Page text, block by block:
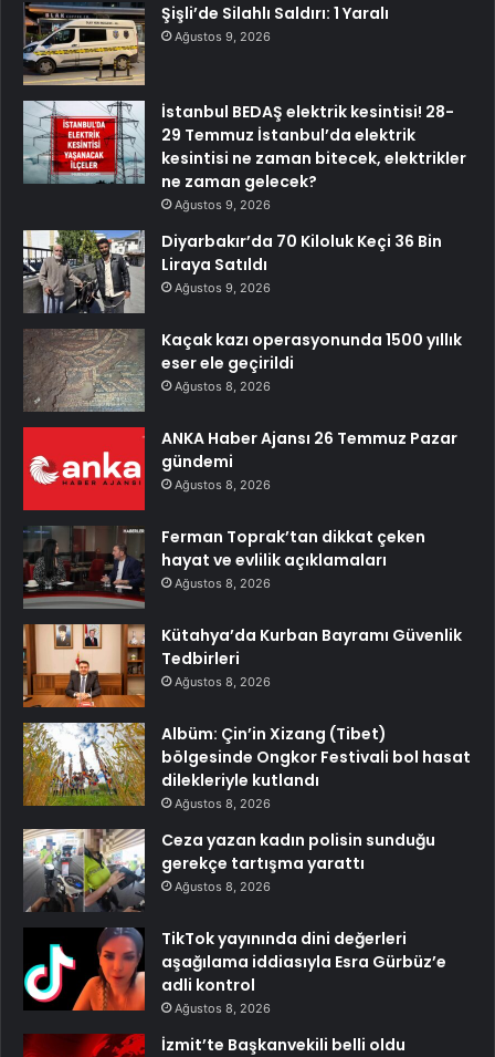
Şişli’de Silahlı Saldırı: 1 Yaralı
Ağustos 9, 2026
İstanbul BEDAŞ elektrik kesintisi! 28-
29 Temmuz İstanbul’da elektrik
kesintisi ne zaman bitecek, elektrikler
ne zaman gelecek?
Ağustos 9, 2026
Diyarbakır’da 70 Kiloluk Keçi 36 Bin
Liraya Satıldı
Ağustos 9, 2026
Kaçak kazı operasyonunda 1500 yıllık
eser ele geçirildi
Ağustos 8, 2026
ANKA Haber Ajansı 26 Temmuz Pazar
gündemi
Ağustos 8, 2026
Ferman Toprak’tan dikkat çeken
hayat ve evlilik açıklamaları
Ağustos 8, 2026
Kütahya’da Kurban Bayramı Güvenlik
Tedbirleri
Ağustos 8, 2026
Albüm: Çin’in Xizang (Tibet)
bölgesinde Ongkor Festivali bol hasat
dilekleriyle kutlandı
Ağustos 8, 2026
Ceza yazan kadın polisin sunduğu
gerekçe tartışma yarattı
Ağustos 8, 2026
TikTok yayınında dini değerleri
aşağılama iddiasıyla Esra Gürbüz’e
adli kontrol
Ağustos 8, 2026
İzmit’te Başkanvekili belli oldu